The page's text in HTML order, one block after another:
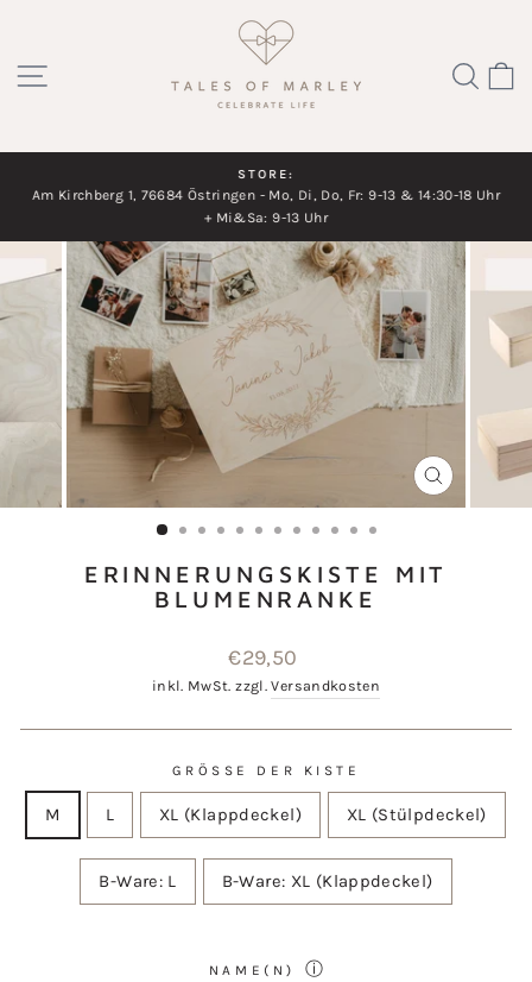
Inhalt
SEITENNAVIGATION
Diashow
STORE:
Am Kirchberg 1, 76684 Östringen - Mo, Di, Do, Fr: 9-13 & 14:30-18 Uhr
+ Mi&Sa: 9-13 Uhr
ESC)
ERINNERUNGSKISTE MIT
BLUMENRANKE
Normaler
Preis
€29,50
inkl. MwSt. zzgl.Versandkosten
GRÖSSE DER KISTE
M L XL (Klappdeckel) XL (Stülpdeckel)
B-Ware: L B-Ware: XL (Klappdeckel)
NAME(N) ⓘ